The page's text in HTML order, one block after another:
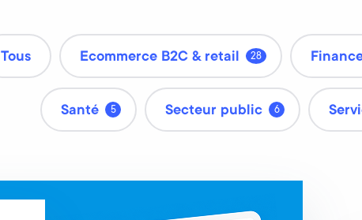
Tous Ecommerce B2C & retail 28
Santé 5 Secteur public 6